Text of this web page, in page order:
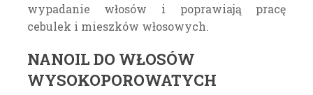
wypadanie włosów i poprawiają pracę
cebulek i mieszków włosowych.
NANOIL DO WŁOSÓW
WYSOKOPOROWATYCH